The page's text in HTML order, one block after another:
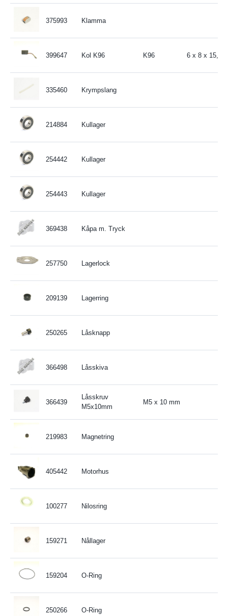
375993 Klamma
399647 Kol K96 K96 6 x 8 x 15,9
335460 Krympslang
214884 Kullager
254442 Kullager
254443 Kullager
369438 Kåpa m. Tryck
257750 Lagerlock
209139 Lagerring
250265 Låsknapp
366498 Låsskiva
366439
Låsskruv
M5x10mm
M5 x 10 mm
219983 Magnetring
405442 Motorhus
100277 Nilosring
159271 Nållager
159204 O-Ring
250266 O-Ring